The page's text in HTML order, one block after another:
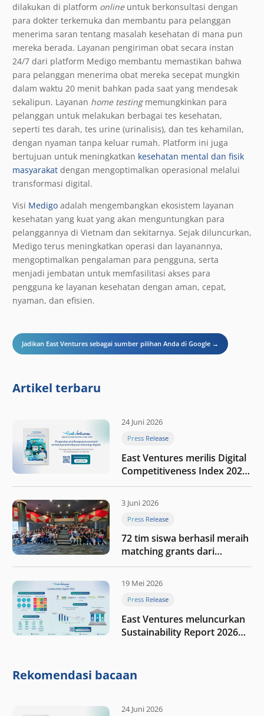
dilakukan di platform onlineuntuk berkonsultasi dengan
para dokter terkemuka dan membantu para pelanggan
menerima saran tentang masalah kesehatan di mana pun
mereka berada. Layanan pengiriman obat secara instan
24/7 dari platform Medigo membantu memastikan bahwa
para pelanggan menerima obat mereka secepat mungkin
dalam waktu 20 menit bahkan pada saat yang mendesak
sekalipun. Layanan home testingmemungkinkan para
pelanggan untuk melakukan berbagai tes kesehatan,
seperti tes darah, tes urine (urinalisis), dan tes kehamilan,
dengan nyaman tanpa keluar rumah. Platform ini juga
bertujuan untuk meningkatkan kesehatan mental dan fisik
masyarakat dengan mengoptimalkan operasional melalui
transformasi digital.
Visi Medigo adalah mengembangkan ekosistem layanan
kesehatan yang kuat yang akan menguntungkan para
pelanggannya di Vietnam dan sekitarnya. Sejak diluncurkan,
Medigo terus meningkatkan operasi dan layanannya,
mengoptimalkan pengalaman para pengguna, serta
menjadi jembatan untuk memfasilitasi akses para
pengguna ke layanan kesehatan dengan aman, cepat,
nyaman, dan efisien.
Jadikan East Ventures sebagai sumber pilihan Anda di Google →
Artikel terbaru
24 Juni 2026
Press Release
East Ventures merilis Digital
Competitiveness Index 2026,
menyoroti fase transformasi
digital Indonesia selanjutnya
3 Juni 2026
Press Release
72 tim siswa berhasil meraih
matching grants dari
program My First $1000
19 Mei 2026
Press Release
East Ventures meluncurkan
Sustainability Report 2026
nilai melalui kedisiplinan”
Rekomendasi bacaan
24 Juni 2026